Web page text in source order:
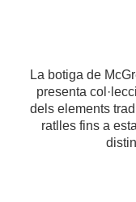
La botiga de
presenta
dels elements
ratlles fins a